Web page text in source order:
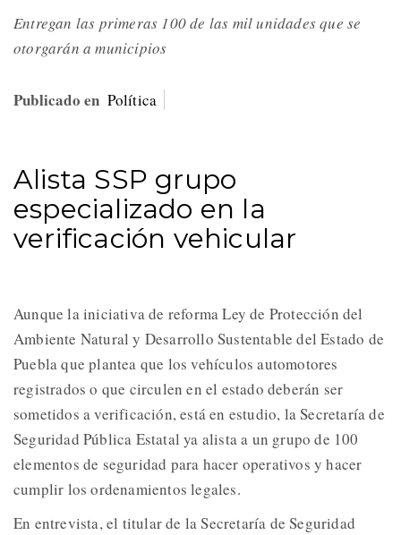
Entregan las primeras 100 de las mil unidades que se
otorgarán a municipios
Publicado en Política
Alista SSP grupo
especializado en la
verificación vehicular
Aunque la iniciativa de reforma Ley de Protección del
Ambiente Natural y Desarrollo Sustentable del Estado de
Puebla que plantea que los vehículos automotores
registrados o que circulen en el estado deberán ser
sometidos a verificación, está en estudio, la Secretaría de
Seguridad Pública Estatal ya alista a un grupo de 100
elementos de seguridad para hacer operativos y hacer
cumplir los ordenamientos legales.
En entrevista, el titular de la Secretaría de Seguridad